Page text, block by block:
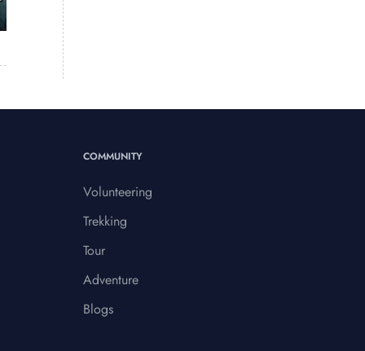
COMMUNITY
Volunteering
Trekking
Tour
Adventure
Blogs